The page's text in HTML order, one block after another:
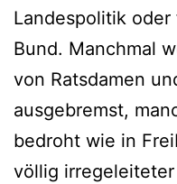
Landespolitik
Bund. Manchmal
von Ratsdamen
ausgebremst,
bedroht wie in
völlig